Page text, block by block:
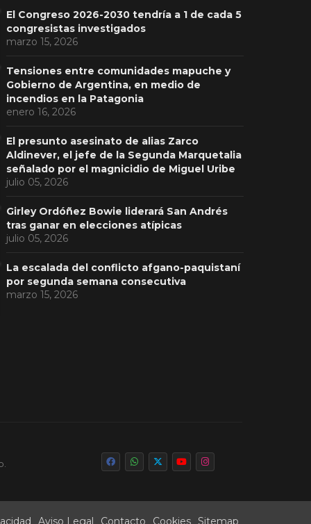
El Congreso 2026-2030 tendría a 1 de cada 5
congresistas investigados
marzo 15, 2026
Tensiones entre comunidades mapuche y
Gobierno de Argentina, en medio de
incendios en la Patagonia
enero 16, 2026
El presunto asesinato de alias Zarco
Aldinever, el jefe de la Segunda Marquetalia
señalado por el magnicidio de Miguel Uribe
julio 05, 2026
Girley Ordóñez Bowie liderará San Andrés
tras ganar en elecciones atípicas
julio 05, 2026
La escalada del conflicto afgano-paquistaní
por segunda semana consecutiva
marzo 15, 2026
Aviso Legal Contacto Cookies Sitemap